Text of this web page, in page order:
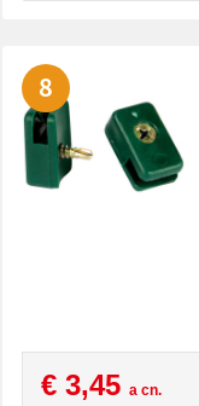
8
€ 3,45 a cn.